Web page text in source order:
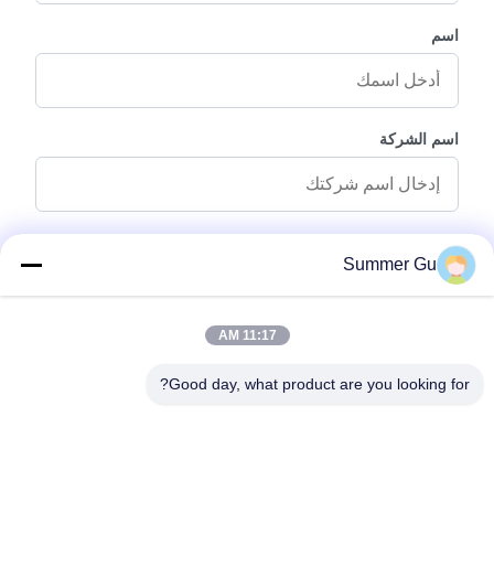
اسم
اسم الشركة
رسالة استفسار
Summer Gu
11:17 AM
Good day, what product are you looking for?